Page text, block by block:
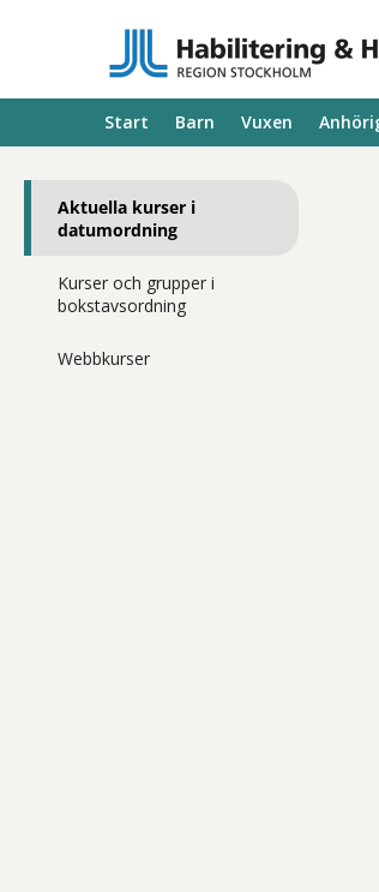
Start Barn Vuxen
Aktuella kurser i
datumordning
Kurser och grupper i
bokstavsordning
Webbkurser